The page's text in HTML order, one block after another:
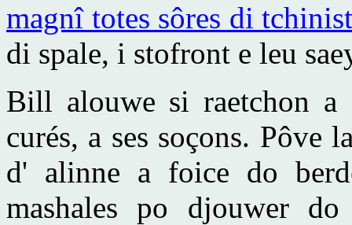
magnî totes sôres di
di spale, i stofront e leu
Bill alouwe si raetchon a
curés, a ses soçons.
d' alinne a foice do
mashales po djouwer